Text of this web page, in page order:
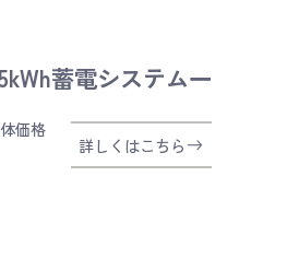
蓄電システム一
価格
詳しくはこちら